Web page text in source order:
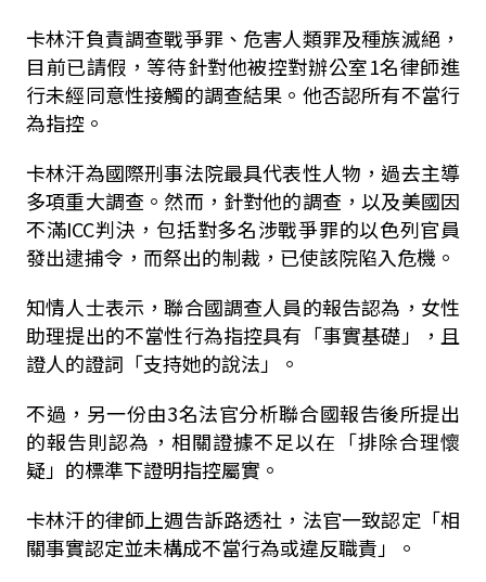
卡林汗負責調查戰爭罪、危害人類罪及種族滅絕，
目前已請假，等待針對他被控對辦公室1名律師進
行未經同意性接觸的調查結果。他否認所有不當行
為指控。
卡林汗為國際刑事法院最具代表性人物，過去主導
多項重大調查。然而，針對他的調查，以及美國因
不滿ICC判決，包括對多名涉戰爭罪的以色列官員
發出逮捕令，而祭出的制裁，已使該院陷入危機。
知情人士表示，聯合國調查人員的報告認為，女性
助理提出的不當性行為指控具有「事實基礎」，且
證人的證詞「支持她的說法」。
不過，另一份由3名法官分析聯合國報告後所提出
的報告則認為，相關證據不足以在「排除合理懷
疑」的標準下證明指控屬實。
卡林汗的律師上週告訴路透社，法官一致認定「相
關事實認定並未構成不當行為或違反職責」。